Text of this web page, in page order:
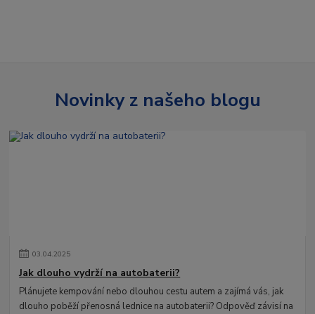
Novinky z našeho blogu
03.04.2025
Jak dlouho vydrží na autobaterii?
Plánujete kempování nebo dlouhou cestu autem a zajímá vás, jak
dlouho poběží přenosná lednice na autobaterii? Odpověď závisí na